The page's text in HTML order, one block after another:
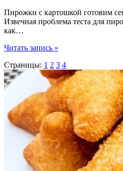
Пирожки с картошкой готовим
Извечная проблема теста для
как…
Воздушные
с
картошкой
без
дрожжей
Читать запись »
Страницы: 1 2 3 4